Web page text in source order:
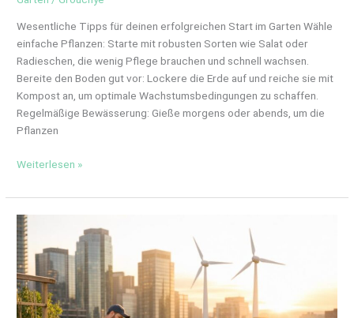
Wesentliche Tipps für deinen erfolgreichen Start im Garten Wähle
einfache Pflanzen: Starte mit robusten Sorten wie Salat oder
Radieschen, die wenig Pflege brauchen und schnell wachsen.
Bereite den Boden gut vor: Lockere die Erde auf und reiche sie mit
Kompost an, um optimale Wachstumsbedingungen zu schaffen.
Regelmäßige Bewässerung: Gieße morgens oder abends, um die
Pflanzen
Weiterlesen »
Arbeitswelten
im
Wandel:
Wie
nachhaltige
Berufsbilder